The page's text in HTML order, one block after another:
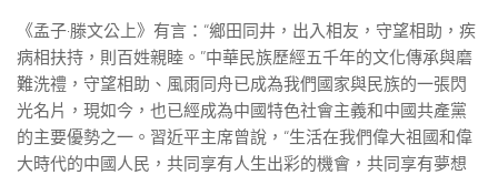
《孟子·滕文公上》有言：“鄉田同井，出入相友，守望相助，疾
病相扶持，則百姓親睦。”中華民族歷經五千年的文化傳承與磨
難洗禮，守望相助、風雨同舟已成為我們國家與民族的一張閃
光名片，現如今，也已經成為中國特色社會主義和中國共產黨
的主要優勢之一。習近平主席曾說，“生活在我們偉大祖國和偉
大時代的中國人民，共同享有人生出彩的機會，共同享有夢想